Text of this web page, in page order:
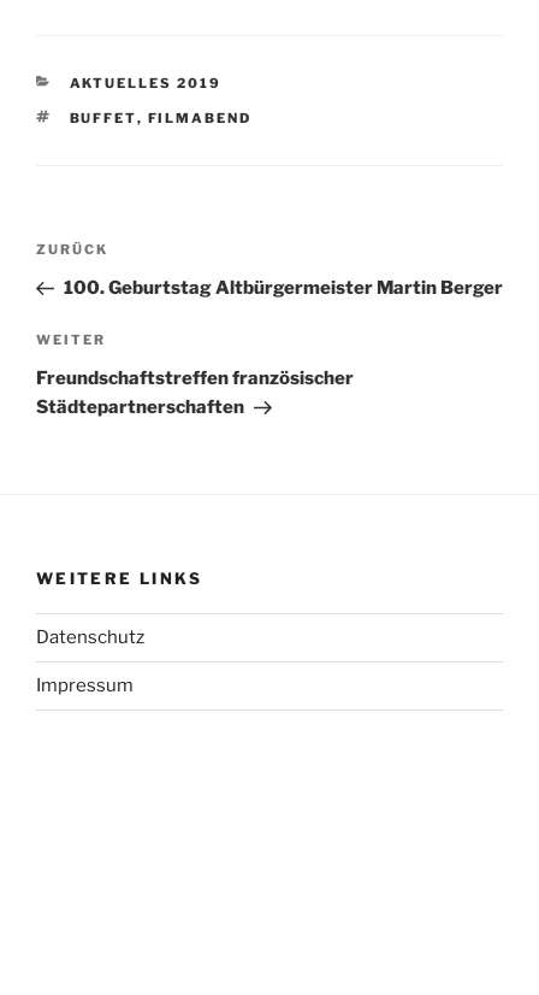
KATEGORIEN
AKTUELLES 2019
SCHLAGWÖRTER
BUFFET, FILMABEND
Beitragsnavigation
Vorheriger
Beitrag
ZURÜCK
100. Geburtstag Altbürgermeister Martin Berger
Nächster
Beitrag
WEITER
Freundschaftstreffen französischer
Städtepartnerschaften
WEITERE LINKS
Datenschutz
Impressum